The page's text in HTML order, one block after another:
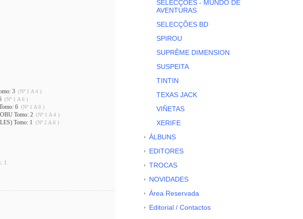
3 (Nº 1 A 4 )
(Nº 1 A 6 )
6 (Nº 1 A 6 )
Tomo: 2 (Nº 1 A 4 )
Tomo: 1 (Nº 2 A 6 )
1
SELECÇÕES - MUNDO DE
AVENTURAS
SELECÇÕES BD
SPIROU
SUPRÊME DIMENSION
SUSPEITA
TINTIN
TEXAS JACK
VIÑETAS
XERIFE
ÁLBUNS
EDITORES
TROCAS
NOVIDADES
Área Reservada
Editorial / Contactos